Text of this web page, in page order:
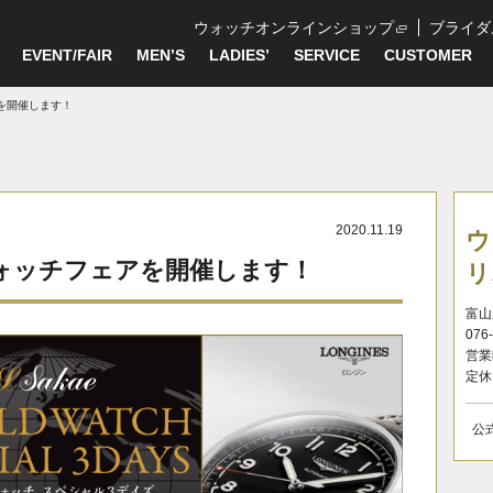
ウォッチオンラインショップ
ブライ
EVENT/FAIR
MEN’S LADIES’ SERVICE CUSTOMER
開催します！
2020.11.19
チフェアを開催します！
富
営
定
公